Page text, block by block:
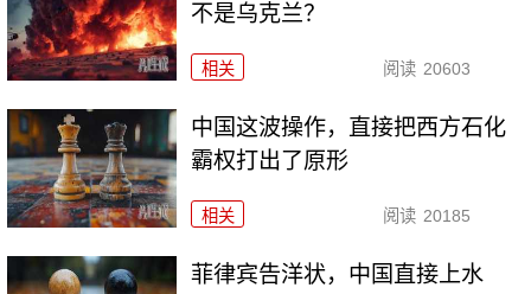
不是乌克兰？
相关 阅读 20603
中国这波操作，直接把西方石化
霸权打出了原形
相关 阅读 20185
菲律宾告洋状，中国直接上水